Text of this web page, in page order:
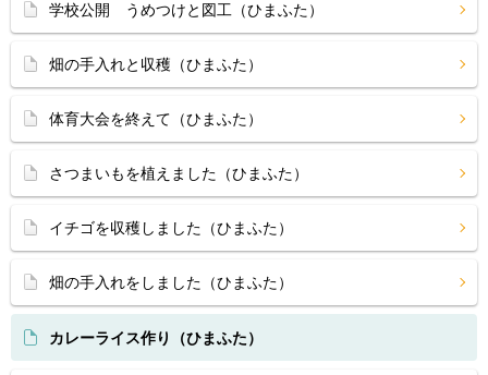
学校公開 うめつけと図工（ひまふた）
畑の手入れと収穫（ひまふた）
体育大会を終えて（ひまふた）
さつまいもを植えました（ひまふた）
イチゴを収穫しました（ひまふた）
畑の手入れをしました（ひまふた）
カレーライス作り（ひまふた）